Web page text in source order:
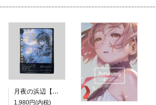
月夜の浜辺【通常版】
1,980円(内税)